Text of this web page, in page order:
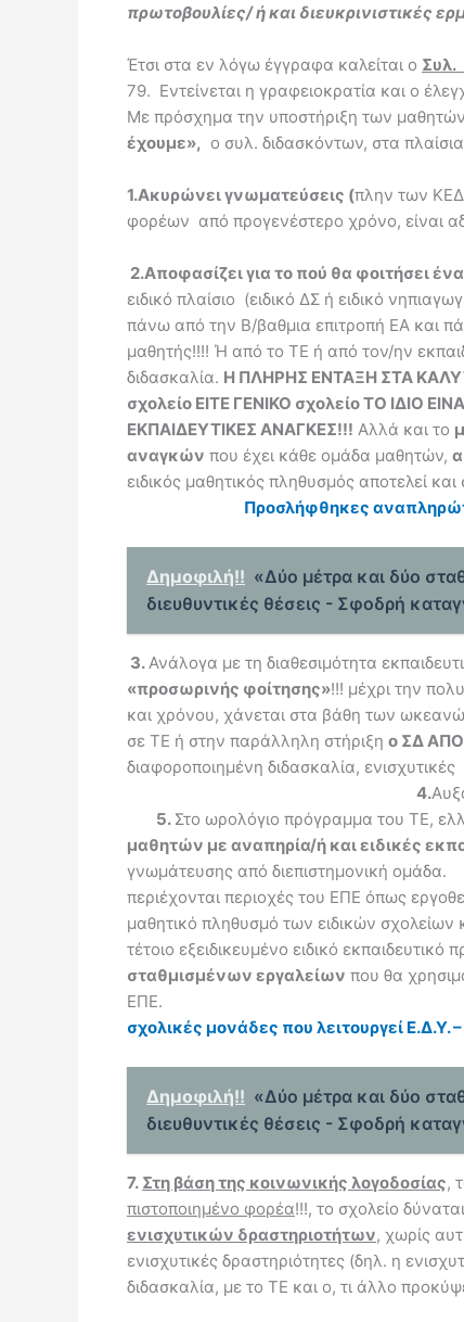
πρωτοβουλίες/ ή και διευκρινιστικές
Έτσι στα εν λόγω έγγραφα καλείται ο Συλ.
79. Εντείνεται η γραφειοκρατία και ο
Με πρόσχημα την υποστήριξη των μαθητών
έχουμε», ο συλ. διδασκόντων, στα
1.Ακυρώνει γνωματεύσεις (πλην των
φορέων από προγενέστερο χρόνο, είναι
2.Αποφασίζει για το πού θα φοιτήσει
ειδικό πλαίσιο (ειδικό ΔΣ ή ειδικό
πάνω από την Β/βαθμια επιτροπή ΕΑ και
μαθητής!!!! Ή από το ΤΕ ή από τον/ην
διδασκαλία. Η ΠΛΗΡΗΣ ΕΝΤΑΞΗ ΣΤΑ
σχολείο ΕΙΤΕ ΓΕΝΙΚΟ σχολείο ΤΟ ΙΔΙΟ
ΕΚΠΑΙΔΕΥΤΙΚΕΣ ΑΝΑΓΚΕΣ!!! Αλλά και το
αναγκών που έχει κάθε ομάδα μαθητών,
ειδικός μαθητικός πληθυσμός αποτελεί
Προσλήφθηκες
Δημοφιλή!! «Δύο μέτρα και δύο
διευθυντικές θέσεις - Σφοδρή
3.Ανάλογα με τη διαθεσιμότητα
«προσωρινής φοίτησης»!!! μέχρι την
και χρόνου, χάνεται στα βάθη των
σε ΤΕ ή στην παράλληλη στήριξη ο ΣΔ
διαφοροποιημένη διδασκαλία,
4.
5. Στο ωρολόγιο πρόγραμμα του ΤΕ,
μαθητών με αναπηρία/ή και ειδικές
γνωμάτευσης από διεπιστημονική ομάδα.
περιέχονται περιοχές του ΕΠΕ όπως
μαθητικό πληθυσμό των ειδικών σχολείων
τέτοιο εξειδικευμένο ειδικό
σταθμισμένων εργαλείων που θα
ΕΠΕ.
σχολικές μονάδες που λειτουργεί Ε.Δ.Υ.
Δημοφιλή!! «Δύο μέτρα και δύο
διευθυντικές θέσεις - Σφοδρή
7. Στη βάση της κοινωνικής λογοδοσίας,
πιστοποιημένο φορέα!!!, το σχολείο δύναται
ενισχυτικών δραστηριοτήτων, χωρίς
ενισχυτικές δραστηριότητες (δηλ. η
διδασκαλία, με το ΤΕ και ο, τι άλλο